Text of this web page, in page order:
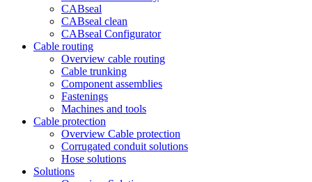
CABseal
CABseal clean
CABseal Configurator
Cable routing
Overview cable routing
Cable trunking
Component assemblies
Fastenings
Machines and tools
Cable protection
Overview Cable protection
Corrugated conduit solutions
Hose solutions
Solutions